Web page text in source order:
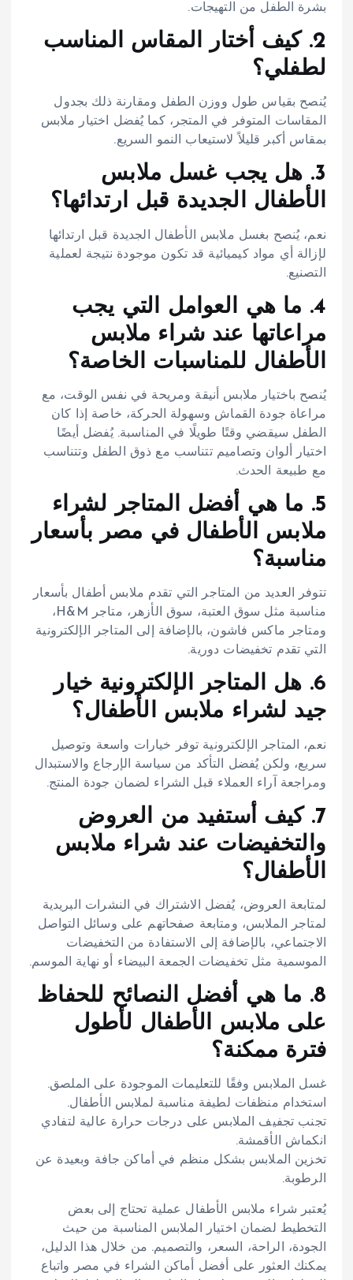
بشرة الطفل من التهيجات.​
2. كيف أختار المقاس المناسب
لطفلي؟
يُنصح بقياس طول ووزن الطفل ومقارنة ذلك بجدول
المقاسات المتوفر في المتجر، كما يُفضل اختيار ملابس
بمقاس أكبر قليلاً لاستيعاب النمو السريع.​
3. هل يجب غسل ملابس
الأطفال الجديدة قبل ارتدائها؟
نعم، يُنصح بغسل ملابس الأطفال الجديدة قبل ارتدائها
لإزالة أي مواد كيميائية قد تكون موجودة نتيجة لعملية
التصنيع.​
4. ما هي العوامل التي يجب
مراعاتها عند شراء ملابس
الأطفال للمناسبات الخاصة؟
يُنصح باختيار ملابس أنيقة ومريحة في نفس الوقت، مع
مراعاة جودة القماش وسهولة الحركة، خاصة إذا كان
الطفل سيقضي وقتًا طويلًا في المناسبة. يُفضل أيضًا
اختيار ألوان وتصاميم تتناسب مع ذوق الطفل وتتناسب
مع طبيعة الحدث.
5. ما هي أفضل المتاجر لشراء
ملابس الأطفال في مصر بأسعار
مناسبة؟
تتوفر العديد من المتاجر التي تقدم ملابس أطفال بأسعار
مناسبة مثل سوق العتبة، سوق الأزهر، متاجر H&M،
ومتاجر ماكس فاشون، بالإضافة إلى المتاجر الإلكترونية
التي تقدم تخفيضات دورية.
6. هل المتاجر الإلكترونية خيار
جيد لشراء ملابس الأطفال؟
نعم، المتاجر الإلكترونية توفر خيارات واسعة وتوصيل
سريع، ولكن يُفضل التأكد من سياسة الإرجاع والاستبدال
ومراجعة آراء العملاء قبل الشراء لضمان جودة المنتج.
7. كيف أستفيد من العروض
والتخفيضات عند شراء ملابس
الأطفال؟
لمتابعة العروض، يُفضل الاشتراك في النشرات البريدية
لمتاجر الملابس، ومتابعة صفحاتهم على وسائل التواصل
الاجتماعي، بالإضافة إلى الاستفادة من التخفيضات
الموسمية مثل تخفيضات الجمعة البيضاء أو نهاية الموسم.
8. ما هي أفضل النصائح للحفاظ
على ملابس الأطفال لأطول
فترة ممكنة؟
غسل الملابس وفقًا للتعليمات الموجودة على الملصق.
استخدام منظفات لطيفة مناسبة لملابس الأطفال.
تجنب تجفيف الملابس على درجات حرارة عالية لتفادي
انكماش الأقمشة.
تخزين الملابس بشكل منظم في أماكن جافة وبعيدة عن
الرطوبة.
يُعتبر شراء ملابس الأطفال عملية تحتاج إلى بعض
التخطيط لضمان اختيار الملابس المناسبة من حيث
الجودة، الراحة، السعر، والتصميم. من خلال هذا الدليل،
يمكنك العثور على أفضل أماكن الشراء في مصر واتباع